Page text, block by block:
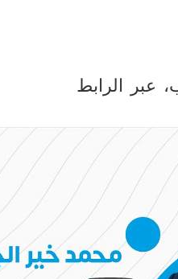
عبر الرابط